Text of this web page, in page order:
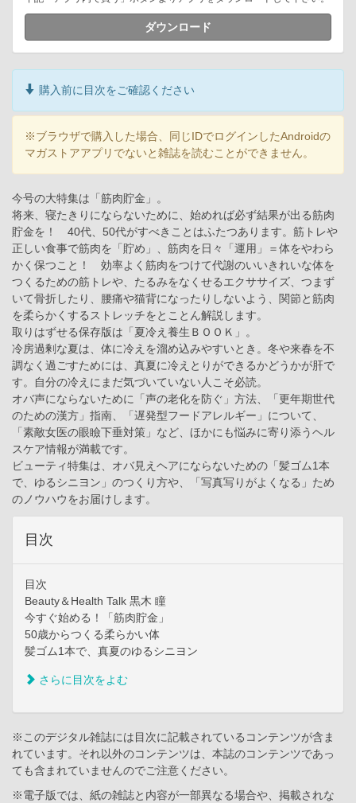
ダウンロード
購入前に目次をご確認ください
※ブラウザで購入した場合、同じIDでログインしたAndroidの
マガストアアプリでないと雑誌を読むことができません。
今号の大特集は「筋肉貯金」。
将来、寝たきりにならないために、始めれば必ず結果が出る筋肉
貯金を！ 40代、50代がすべきことはふたつあります。筋トレや
正しい食事で筋肉を「貯め」、筋肉を日々「運用」＝体をやわら
かく保つこと！ 効率よく筋肉をつけて代謝のいいきれいな体を
つくるための筋トレや、たるみをなくせるエクササイズ、つまず
いて骨折したり、腰痛や猫背になったりしないよう、関節と筋肉
を柔らかくするストレッチをとことん解説します。
取りはずせる保存版は「夏冷え養生ＢＯＯＫ」。
冷房過剰な夏は、体に冷えを溜め込みやすいとき。冬や来春を不
調なく過ごすためには、真夏に冷えとりができるかどうかが肝で
す。自分の冷えにまだ気づいていない人こそ必読。
オバ声にならないために「声の老化を防ぐ」方法、「更年期世代
のための漢方」指南、「遅発型フードアレルギー」について、
「素敵女医の眼瞼下垂対策」など、ほかにも悩みに寄り添うヘル
スケア情報が満載です。
ビューティ特集は、オバ見えヘアにならないための「髪ゴム1本
で、ゆるシニヨン」のつくり方や、「写真写りがよくなる」ため
のノウハウをお届けします。
目次
目次
Beauty＆Health Talk 黒木 瞳
今すぐ始める！「筋肉貯金」
50歳からつくる柔らかい体
髪ゴム1本で、真夏のゆるシニヨン
さらに目次をよむ
※このデジタル雑誌には目次に記載されているコンテンツが含ま
れています。それ以外のコンテンツは、本誌のコンテンツであっ
ても含まれていませんのでご注意ください。
※電子版では、紙の雑誌と内容が一部異なる場合や、掲載されな